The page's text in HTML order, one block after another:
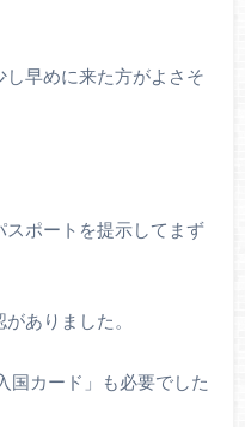
早めに来た方がよさそ
スポートを提示してまず
ありました。
国カード」も必要でした